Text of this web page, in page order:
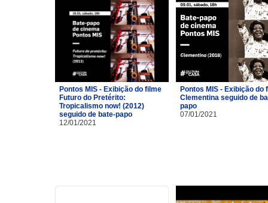
Pontos MIS - Exibição do filme
Futuro do Pretérito:
Tropicalismo now! (2012)
seguido de bate-papo
12/01/2021
Pontos MIS - Exibição do
Clementina seguido de
papo
07/01/2021